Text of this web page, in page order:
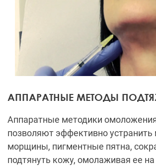
АППАРАТНЫЕ МЕТОДЫ
Аппаратные методики
позволяют эффективно устранить
морщины, пигментные пятна,
подтянуть кожу, омолаживая ее